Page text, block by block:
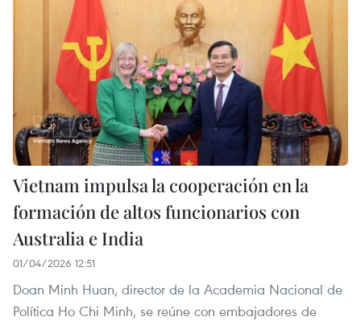
Vietnam impulsa la cooperación en la
formación de altos funcionarios con
Australia e India
01/04/2026 12:51
Doan Minh Huan, director de la Academia Nacional de
Política Ho Chi Minh, se reúne con embajadores de